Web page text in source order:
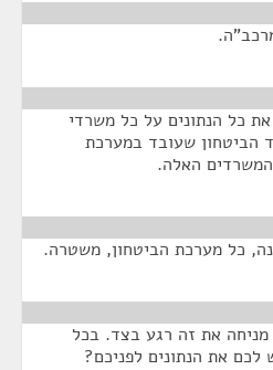
כל הנתונים על כל משרדי
הביטחון שעובד במערכת
האלה.
כל מערכת הביטחון, משטרה.
את זה רגע בצד. בכל
לכם את הנתונים לפניכם?